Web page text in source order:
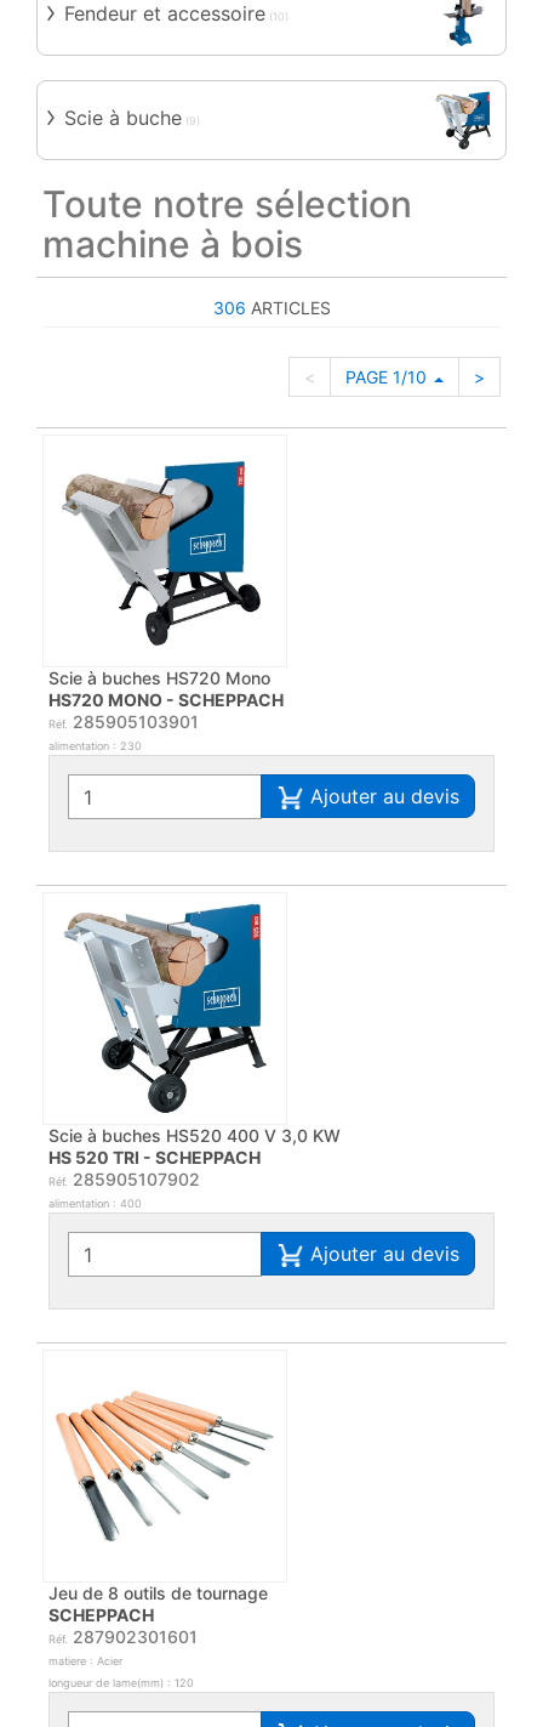
Fendeur et accessoire (10)
Scie à buche (9)
Toute notre sélection
machine à bois
306 ARTICLES
< PAGE 1/10 >
Scie à buches HS720 Mono
HS720 MONO - SCHEPPACH
Réf. 285905103901
alimentation : 230
Ajouter au devis
Scie à buches HS520 400 V 3,0 KW
HS 520 TRI - SCHEPPACH
Réf. 285905107902
alimentation : 400
Ajouter au devis
Jeu de 8 outils de tournage
SCHEPPACH
Réf. 287902301601
matiere : Acier
longueur de lame(mm) : 120